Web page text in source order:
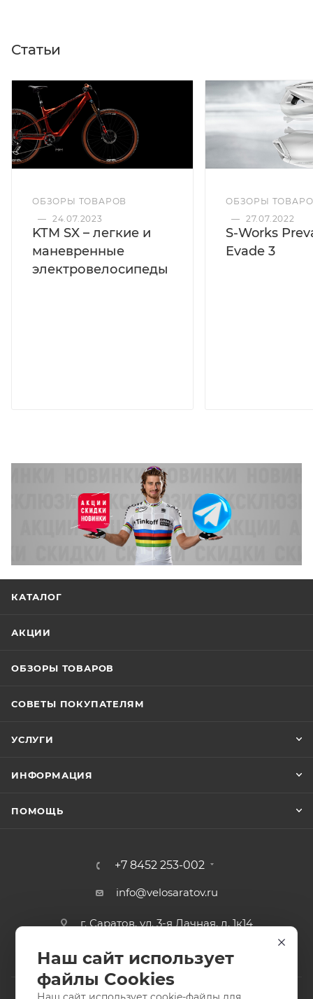
Статьи
ОБЗОРЫ ТОВАРОВ
— 24.07.2023
KTM SX – легкие и
маневренные
электровелосипеды
ОБЗОРЫ
— 27.07.2022
S-Works
Evade 3
КАТАЛОГ
АКЦИИ
ОБЗОРЫ ТОВАРОВ
СОВЕТЫ ПОКУПАТЕЛЯМ
УСЛУГИ
ИНФОРМАЦИЯ
ПОМОЩЬ
+7 8452 253-002
info@velosaratov.ru
г. Саратов, ул. 3-я Дачная, д. 1к14
Наш сайт использует
файлы Cookies